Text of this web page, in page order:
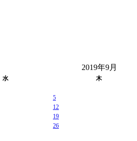
2019年9月
水 木
5
12
19
26